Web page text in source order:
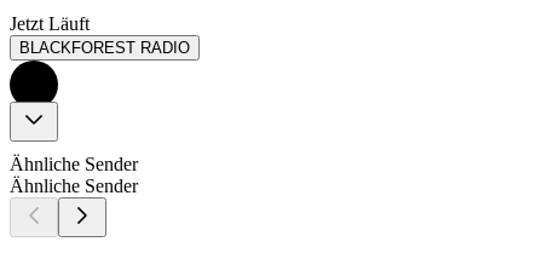
Jetzt Läuft
BLACKFOREST RADIO
Ähnliche Sender
Ähnliche Sender